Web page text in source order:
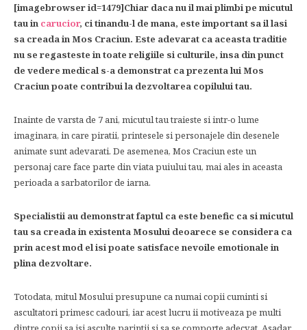
[imagebrowser id=1479]Chiar daca nu il mai plimbi pe micutul
tau in carucior, ci tinandu-l de mana, este important sa il lasi
sa creada in Mos Craciun. Este adevarat ca aceasta traditie
nu se regasteste in toate religiile si culturile, insa din punct
de vedere medical s-a demonstrat ca prezenta lui Mos
Craciun poate contribui la dezvoltarea copilului tau.
Inainte de varsta de 7 ani, micutul tau traieste si intr-o lume
imaginara, in care piratii, printesele si personajele din desenele
animate sunt adevarati. De asemenea, Mos Craciun este un
personaj care face parte din viata puiului tau, mai ales in aceasta
perioada a sarbatorilor de iarna.
Specialistii au demonstrat faptul ca este benefic ca si micutul
tau sa creada in existenta Mosului deoarece se considera ca
prin acest mod el isi poate satisface nevoile emotionale in
plina dezvoltare.
Totodata, mitul Mosului presupune ca numai copii cuminti si
ascultatori primesc cadouri, iar acest lucru ii motiveaza pe multi